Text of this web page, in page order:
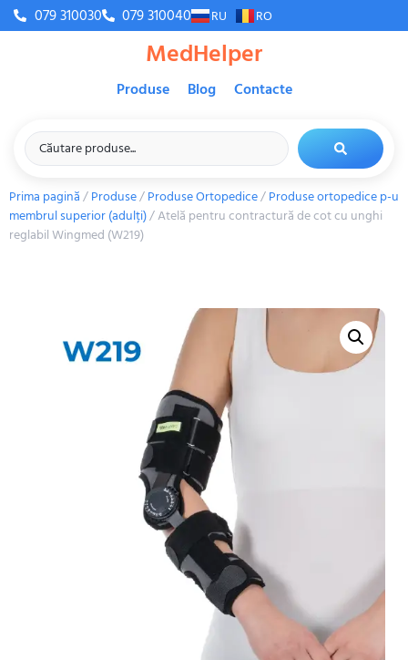
079 310030 079 310040 RU RO
MedHelper
Produse Blog Contacte
Prima pagină/Produse/Produse Ortopedice/Produse ortopedice p-u
membrul superior (adulți)/ Atelă pentru contractură de cot cu unghi
reglabil Wingmed (W219)